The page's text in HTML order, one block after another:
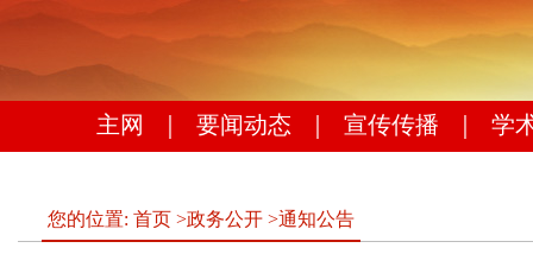
主网 要闻动态 宣传传播 学
您的位置: 首页 >政务公开 >通知公告